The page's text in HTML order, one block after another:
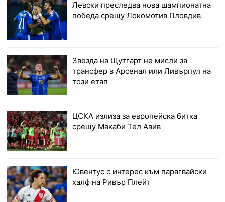
Левски преследва нова шампионатна
победа срещу Локомотив Пловдив
Звезда на Щутгарт не мисли за
трансфер в Арсенал или Ливърпул на
този етап
ЦСКА излиза за европейска битка
срещу Макаби Тел Авив
Ювентус с интерес към парагвайски
халф на Ривър Плейт